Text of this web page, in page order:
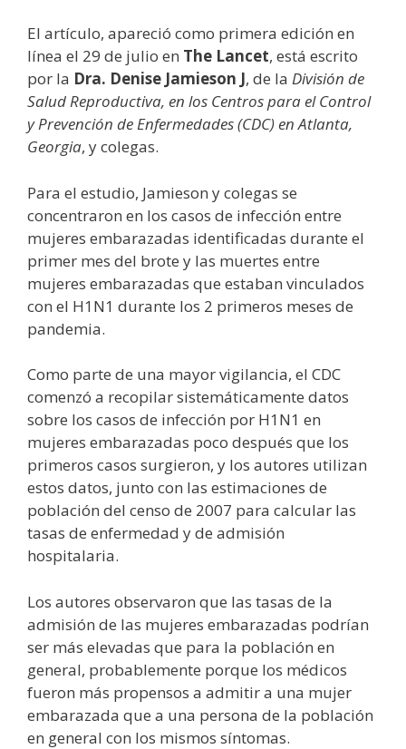
El artículo, apareció como primera edición en
línea el 29 de julio en The Lancet, está escrito
por la Dra. Denise Jamieson J, de la División de
Salud Reproductiva, en los Centros para el Control
y Prevención de Enfermedades (CDC) en Atlanta,
Georgia, y colegas.
Para el estudio, Jamieson y colegas se
concentraron en los casos de infección entre
mujeres embarazadas identificadas durante el
primer mes del brote y las muertes entre
mujeres embarazadas que estaban vinculados
con el H1N1 durante los 2 primeros meses de
pandemia.
Como parte de una mayor vigilancia, el CDC
comenzó a recopilar sistemáticamente datos
sobre los casos de infección por H1N1 en
mujeres embarazadas poco después que los
primeros casos surgieron, y los autores utilizan
estos datos, junto con las estimaciones de
población del censo de 2007 para calcular las
tasas de enfermedad y de admisión
hospitalaria.
Los autores observaron que las tasas de la
admisión de las mujeres embarazadas podrían
ser más elevadas que para la población en
general, probablemente porque los médicos
fueron más propensos a admitir a una mujer
embarazada que a una persona de la población
en general con los mismos síntomas.